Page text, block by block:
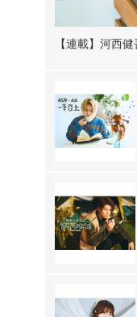
【連載】河西